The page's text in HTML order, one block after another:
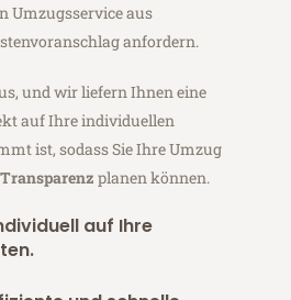
Umzugsservice aus
anfordern.
und wir liefern Ihnen eine
auf Ihre individuellen
ist, sodass Sie Ihre Umzug
planen können.
auf Ihre